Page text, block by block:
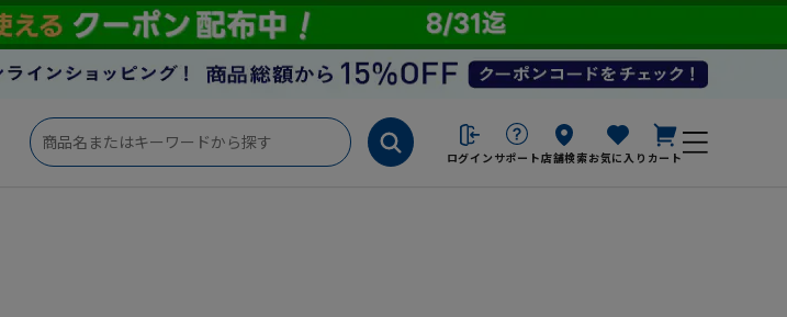
ログイン サポート店舗検索お気に入り カート